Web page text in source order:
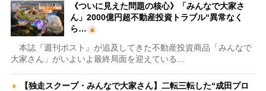
《ついに見えた問題の核心》「みんなで大家さ
ん」2000億円超不動産投資トラブル“異常なく
ら…
本誌『週刊ポスト』が追及してきた不動産投資商品「みんなで
大家さん」がいよいよ最終局面を迎えている…
【独走スクープ・みんなで大家さん】二転三転した“成田プロ